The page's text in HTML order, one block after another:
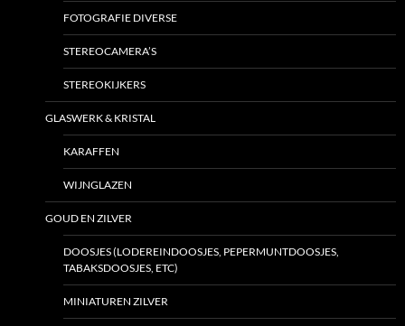
FOTOGRAFIE DIVERSE
STEREOCAMERA’S
STEREOKIJKERS
GLASWERK & KRISTAL
KARAFFEN
WIJNGLAZEN
GOUD EN ZILVER
DOOSJES (LODEREINDOOSJES, PEPERMUNTDOOSJES,
TABAKSDOOSJES, ETC)
MINIATUREN ZILVER